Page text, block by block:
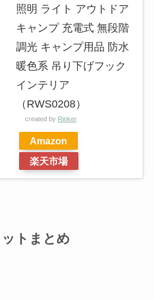
照明 ライト アウトドア
キャンプ 充電式 無段階
調光 キャンプ用品 防水
暖色系 吊り下げフック
インテリア
（RWS0208）
created by Rinker
Amazon
楽天市場
トまとめ